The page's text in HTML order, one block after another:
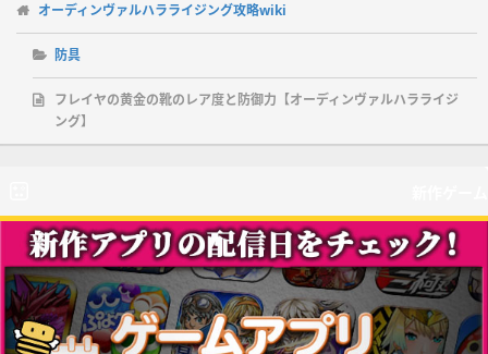
オーディンヴァルハラライジング攻略wiki
防具
フレイヤの黄金の靴のレア度と防御力【オーディンヴァルハラライジ
ング】